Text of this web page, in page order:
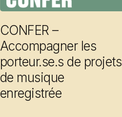
CONFER –
Accompagner les
porteur.se.s de projets
de musique
enregistrée